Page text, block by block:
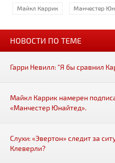
Майкл Каррик Манчестер
НОВОСТИ ПО ТЕМЕ
Гарри Невилл: "Я бы сравнил
Майкл Каррик намерен
«Манчестер Юнайтед».
Слухи: «Эвертон» следит за
Клеверли?